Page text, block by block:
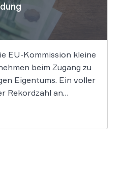
EU-Kommission kleine
beim Zugang zu
Eigentums. Ein voller
Rekordzahl an
wurden die
in den letzten Jahren